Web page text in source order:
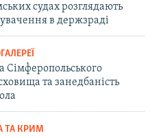
судах розглядають
в держзраді
Сімферопольського
та занедбаність
ТА КРИМ